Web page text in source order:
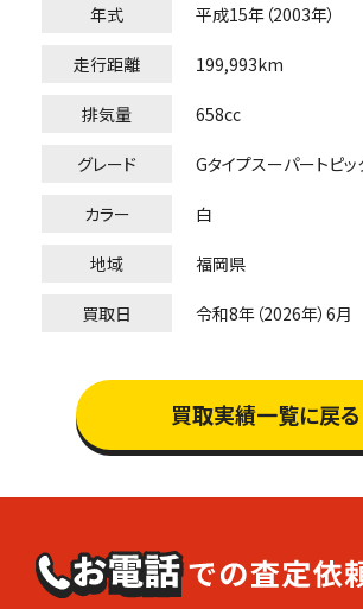
年式 平成15年（2003年）
走行距離 199,993km
排気量 658cc
グレード Gタイプスーパートピッ
カラー 白
地域 福岡県
買取日 令和8年（2026年）6月
買取実績一覧に戻る